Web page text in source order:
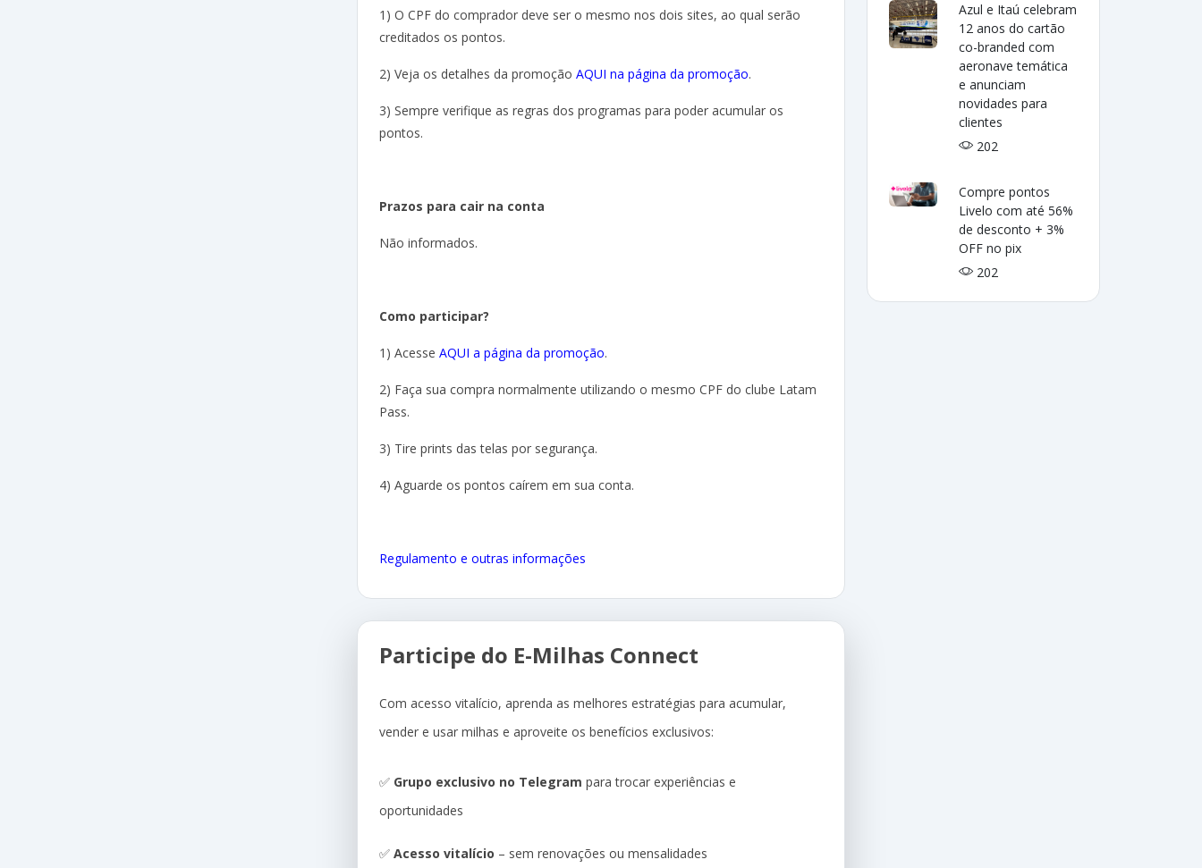
1) O CPF do comprador deve ser o mesmo nos dois sites, ao qual serão
creditados os pontos.
2) Veja os detalhes da promoção AQUI na página da promoção.
3) Sempre verifique as regras dos programas para poder acumular os
pontos.
Prazos para cair na conta
Não informados.
Como participar?
1) Acesse AQUI a página da promoção.
2) Faça sua compra normalmente utilizando o mesmo CPF do clube Latam
Pass.
3) Tire prints das telas por segurança.
4) Aguarde os pontos caírem em sua conta.
Regulamento e outras informações
Participe do E-Milhas Connect
Com acesso vitalício, aprenda as melhores estratégias para acumular,
vender e usar milhas e aproveite os benefícios exclusivos:
✅ Grupo exclusivo no Telegram para trocar experiências e
oportunidades
✅ Acesso vitalício – sem renovações ou mensalidades
Azul e Itaú celebram
12 anos do cartão
co-branded com
aeronave temática
e anunciam
novidades para
clientes
202
Compre pontos
Livelo com até 56%
de desconto + 3%
OFF no pix
202